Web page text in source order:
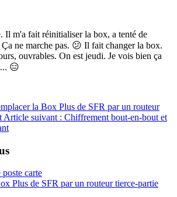
Il m'a fait réinitialiser la box, a tenté de
ne marche pas. 😕 Il fait changer la box.
ouvrables. On est jeudi. Je vois bien ça
😑
la Box Plus de SFR par un routeur
Article suivant : Chiffrement bout-en-bout et
carte
Plus de SFR par un routeur tierce-partie